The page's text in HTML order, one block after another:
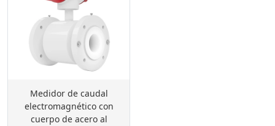
Medidor de caudal
electromagnético con
cuerpo de acero al